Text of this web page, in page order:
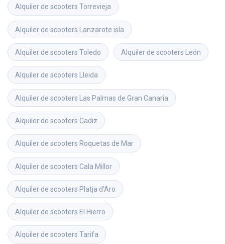
Alquiler de scooters Torrevieja
Alquiler de scooters Lanzarote isla
Alquiler de scooters Toledo Alquiler de scooters León
Alquiler de scooters Lleida
Alquiler de scooters Las Palmas de Gran Canaria
Alquiler de scooters Cadiz
Alquiler de scooters Roquetas de Mar
Alquiler de scooters Cala Millor
Alquiler de scooters Platja d'Aro
Alquiler de scooters El Hierro
Alquiler de scooters Tarifa